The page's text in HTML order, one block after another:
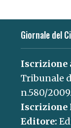
Giornale del
Iscrizione
Tribunale
n.580/2009.
Iscrizione
Editore: